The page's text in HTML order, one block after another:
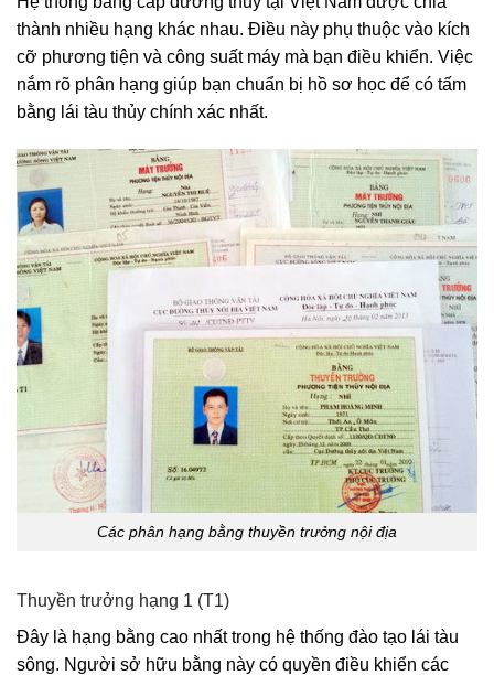
thành nhiều hạng khác nhau. Điều này phụ thuộc vào kích
cỡ phương tiện và công suất máy mà bạn điều khiển. Việc
nắm rõ phân hạng giúp bạn chuẩn bị hồ sơ học để có tấm
bằng lái tàu thủy chính xác nhất.
Các phân hạng bằng thuyền trưởng nội địa
Thuyền trưởng hạng 1 (T1)
Đây là hạng bằng cao nhất trong hệ thống đào tạo lái tàu
sông. Người sở hữu bằng này có quyền điều khiển các